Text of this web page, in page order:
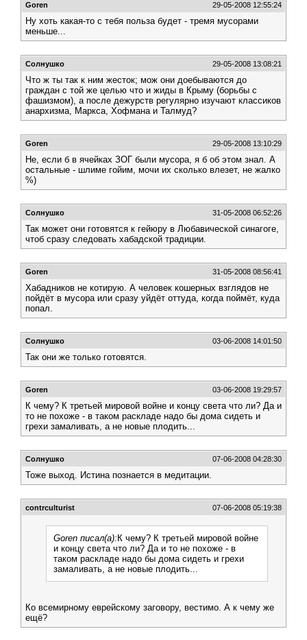
Goren 29-05-2008 12:55:24
Ну хоть какая-то с тебя польза будет - тремя мусорами
меньше...
Солнушко 29-05-2008 13:08:21
Что ж ты так к ним жесток; мож они доебываются до
граждан с той же целью что и жиды в Крыму (борьбы с
фашизмом), а после дежурств регулярно изучают классиков
анархизма, Маркса, Хофмана и Талмуд?
Goren 29-05-2008 13:10:29
Не, если б в ячейках ЗОГ были мусора, я б об этом знал. А
остальные - шлиме гойим, мочи их сколько влезет, не жалко
%)
Солнушко 31-05-2008 06:52:26
Так может они готовятся к гейюру в Любавической синагоге,
чтоб сразу следовать хабадской традиции.
Goren 31-05-2008 08:56:41
Хабадников не котирую. А человек кошерных взглядов не
пойдёт в мусора или сразу уйдёт оттуда, когда поймёт, куда
попал.
Солнушко 03-06-2008 14:01:50
Так они же только готовятся.
Goren 03-06-2008 19:29:57
К чему? К третьей мировой войне и концу света что ли? Да и
то не похоже - в таком раскладе надо бы дома сидеть и
грехи замаливать, а не новые плодить...
Солнушко 07-06-2008 04:28:30
Тоже выход. Истина познается в медитации.
contrculturist 07-06-2008 05:19:38
Goren писал(а): К чему? К третьей мировой войне
и концу света что ли? Да и то не похоже - в
таком раскладе надо бы дома сидеть и грехи
замаливать, а не новые плодить...
Ко всемирному еврейскому заговору, вестимо. А к чему же
ещё?